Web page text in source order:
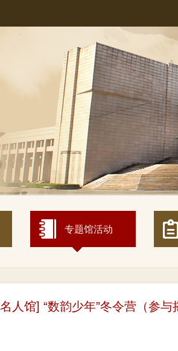
专题馆活动
人馆] “数韵少年”冬令营（参与